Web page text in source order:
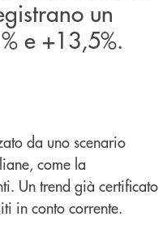
un
e +13,5%.
da uno scenario
come la
Un trend già certificato
in conto corrente.